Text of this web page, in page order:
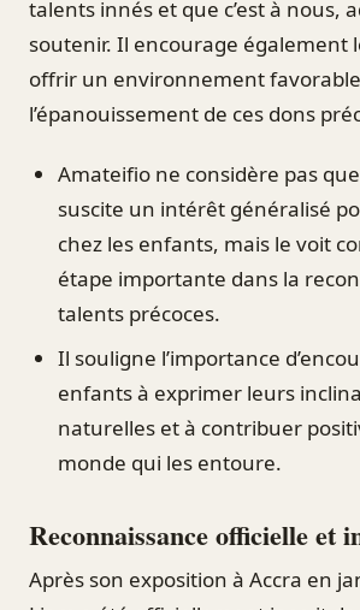
talents innés et que c’est à nous,
soutenir. Il encourage également
offrir un environnement
l’épanouissement de ces dons
Amateifio ne considère pas
suscite un intérêt généralisé
chez les enfants, mais le voit
étape importante dans la
talents précoces.
Il souligne l’importance
enfants à exprimer leurs
naturelles et à contribuer
monde qui les entoure.
Reconnaissance officielle et
Après son exposition à Accra en